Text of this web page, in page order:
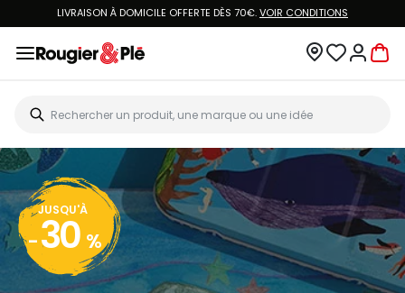
LIVRAISON À DOMICILE OFFERTE DÈS 70€.VOIR CONDITIONS
JUSQU'À
- 30 %